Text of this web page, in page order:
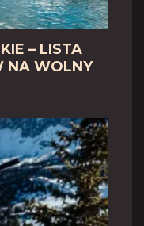
– LISTA
NA WOLNY